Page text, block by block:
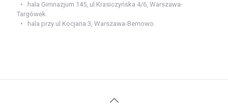
hala Gimnazjum 145, ul.Krasiczyńska 4/6, Warszawa-
Targówek.
hala przy ul.Kocjana 3, Warszawa-Bemowo.